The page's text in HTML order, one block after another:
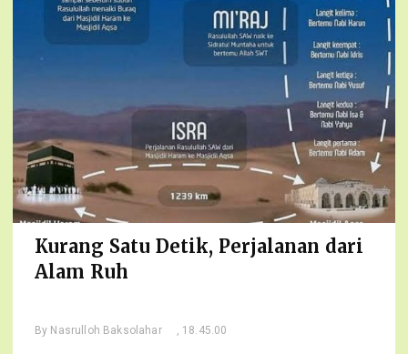
Kurang Satu Detik, Perjalanan dari
Alam Ruh
By Nasrulloh Baksolahar , 18.45.00